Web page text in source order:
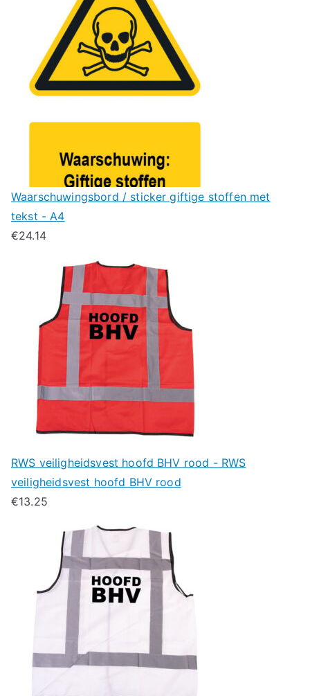
Waarschuwingsbord / sticker giftige stoffen met
tekst - A4
€24.14
RWS veiligheidsvest hoofd BHV rood - RWS
veiligheidsvest hoofd BHV rood
€13.25